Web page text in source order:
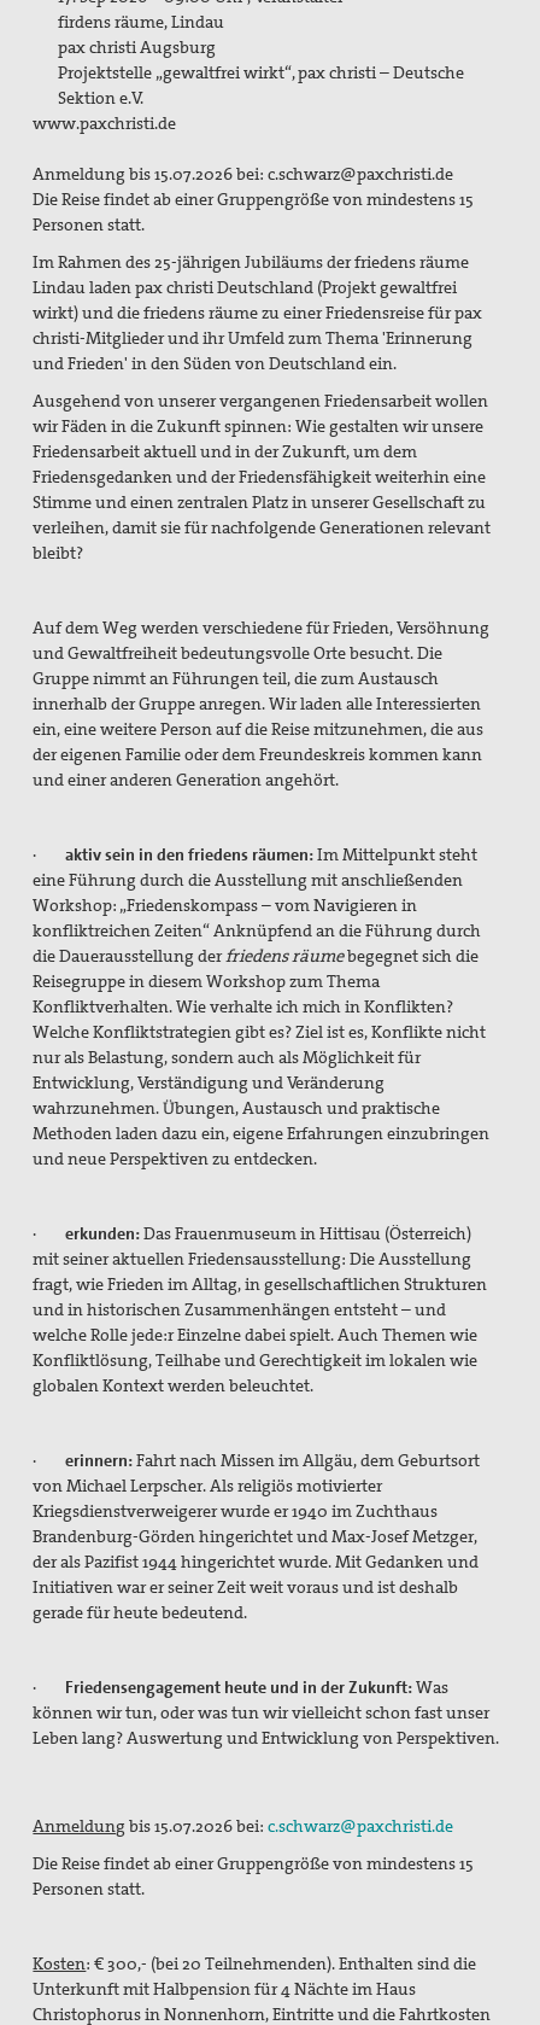
Aktivitäten/ Kampagnen/ Schwerpunkte
Aktion Aufschrei
Den Staat Palästina anerkennen!
Christlich-muslimischer Dialog
Begleitung bei Gewissensfragen zum neuen Wehrdienst,
friedens räume
Leitungsteam
Pädagogisches Konzept
Publikationen
Blickpunkt
Lobbyarbeit
Spiritualität
Quartalgottesdienst mit pax christi
Ulrichsfriedensgottesdienst
Max Josef Metzger-Gedenken
Texte und Gebete
Presse
Presseberichte
Pressemitteilungen
Vernetzung
Spenden
Gewissensberatung zu Fragen im Kontext des neuen
Wehrdienstes, KDV-Beratung
Suche
firdens räume, Lindau
pax christi Augsburg
Projektstelle „gewaltfrei wirkt“, pax christi – Deutsche
Sektion e.V.
www.paxchristi.de
Anmeldung bis 15.07.2026 bei: c.schwarz@paxchristi.de
Die Reise findet ab einer Gruppengröße von mindestens 15
Personen statt.
Im Rahmen des 25-jährigen Jubiläums der friedens räume
Lindau laden pax christi Deutschland (Projekt gewaltfrei
wirkt) und die friedens räume zu einer Friedensreise für pax
christi-Mitglieder und ihr Umfeld zum Thema 'Erinnerung
und Frieden' in den Süden von Deutschland ein.
Ausgehend von unserer vergangenen Friedensarbeit wollen
wir Fäden in die Zukunft spinnen: Wie gestalten wir unsere
Friedensarbeit aktuell und in der Zukunft, um dem
Friedensgedanken und der Friedensfähigkeit weiterhin eine
Stimme und einen zentralen Platz in unserer Gesellschaft zu
verleihen,damit sie für nachfolgende Generationen relevant
bleibt?
Auf dem Weg werden verschiedene für Frieden, Versöhnung
und Gewaltfreiheit bedeutungsvolle Orte besucht. Die
Gruppe nimmt an Führungen teil, die zum Austausch
innerhalb der Gruppe anregen. Wir laden alle Interessierten
ein, eine weitere Person auf die Reise mitzunehmen, die aus
der eigenen Familie oder dem Freundeskreis kommen kann
und einer anderen Generation angehört.
· aktiv sein in den friedens räumen:Im Mittelpunkt steht
eine Führung durch die Ausstellung mit anschließenden
Workshop: „Friedenskompass – vom Navigieren in
konfliktreichen Zeiten“Anknüpfend an die Führung durch
die Dauerausstellung derfriedens räumebegegnet sich die
Reisegruppe in diesem Workshop zum Thema
Konfliktverhalten. Wie verhalte ich mich in Konflikten?
Welche Konfliktstrategien gibt es? Ziel ist es, Konflikte nicht
nur als Belastung, sondern auch als Möglichkeit für
Entwicklung, Verständigung und Veränderung
wahrzunehmen. Übungen, Austausch und praktische
Methoden laden dazu ein, eigene Erfahrungen einzubringen
und neue Perspektiven zu entdecken.
· erkunden:Das Frauenmuseum in Hittisau (Österreich)
mit seiner aktuellen Friedensausstellung:Die Ausstellung
fragt, wie Frieden im Alltag, in gesellschaftlichen Strukturen
und in historischen Zusammenhängen entsteht – und
welche Rolle jede:r Einzelne dabei spielt.Auch Themen wie
Konflikt­lösung, Teilhabe und Gerechtigkeit im lokalen wie
globalen Kontext werden beleuchtet.
· erinnern:Fahrt nach Missen im Allgäu, dem Geburtsort
vonMichael Lerpscher. Als religiös motivierter
Kriegsdienstverweigerer wurde er 1940 im Zuchthaus
Brandenburg-Görden hingerichtet und Max-Josef Metzger,
der als Pazifist 1944 hingerichtet wurde.Mit Gedanken und
Initiativen war er seiner Zeit weit voraus und ist deshalb
gerade für heute bedeutend.
· Friedensengagement heute und in der Zukunft:Was
können wir tun, oder was tun wir vielleicht schon fast unser
Leben lang? Auswertung und Entwicklung von Perspektiven.
Anmeldung bis 15.07.2026 bei:c.schwarz@paxchristi.de
Die Reise findet ab einer Gruppengröße von mindestens 15
Personen statt.
Kosten: € 300,- (bei 20 Teilnehmenden). Enthalten sind die
Unterkunft mit Halbpension für 4 Nächte im Haus
Christophorus in Nonnenhorn, Eintritte und die Fahrtkosten